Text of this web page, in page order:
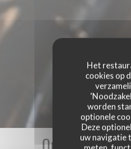
Het
cookies op
worden
optionele
Deze
uw navigatie